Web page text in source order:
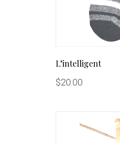
L’intelligent
$20.00